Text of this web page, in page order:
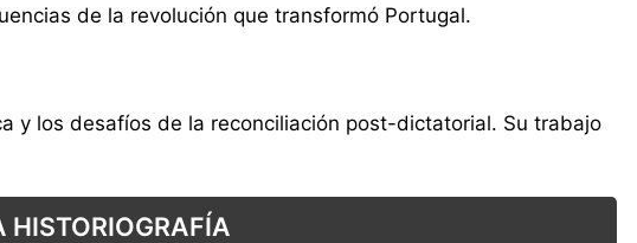
de la revolución que transformó Portugal.
y los desafíos de la reconciliación post-dictatorial. Su trabajo
HISTORIOGRAFÍA